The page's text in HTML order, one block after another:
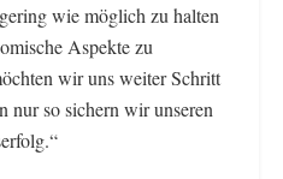
wie möglich zu halten
Aspekte zu
wir uns weiter Schritt
nur so sichern wir unseren